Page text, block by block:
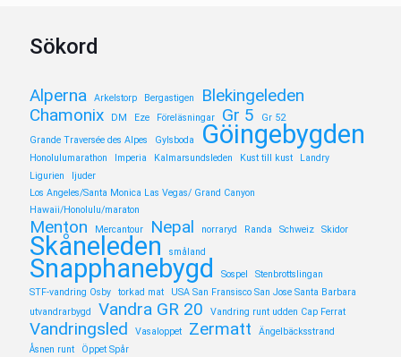
Sökord
Alperna Arkelstorp Bergastigen
Blekingeleden
Chamonix
DM Eze Föreläsningar Gr 5
Gr 52
Grande Traversée des Alpes
Gylsboda Göingebygden
Honolulumarathon Imperia Kalmarsundsleden Kust till kust
Landry
Ligurien
ljuder
Los Angeles/Santa Monica Las Vegas/ Grand Canyon
Hawaii/Honolulu/maraton
Menton Mercantour Nepal norraryd Randa Schweiz Skidor
Skåneleden småland
Snapphanebygd Sospel
Stenbrottslingan
STF-vandring Osby
torkad mat
USA San Fransisco San Jose Santa Barbara
utvandrarbygd
Vandra GR 20 Vandring runt udden Cap Ferrat
Vandringsled Vasaloppet Zermatt
Ängelbäcksstrand
Åsnen runt
Öppet Spår